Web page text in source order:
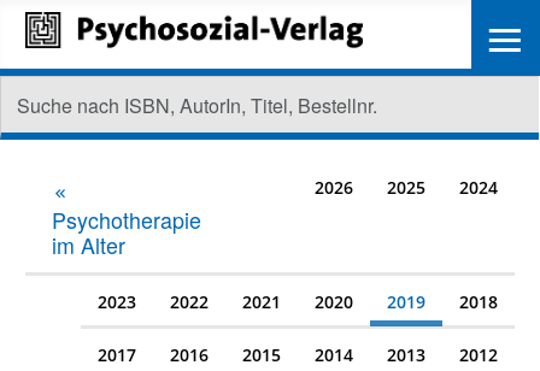
Psychotherapie
im Alter
2026 2025 2024
2023 2022 2021 2020 2019 2018
2017 2016 2015 2014 2013 2012
≡